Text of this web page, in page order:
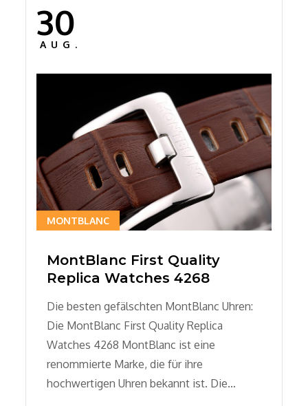
Posted
on
30
AUG.
MONTBLANC
MontBlanc First Quality
Replica Watches 4268
Die besten gefälschten MontBlanc Uhren:
Die MontBlanc First Quality Replica
Watches 4268 MontBlanc ist eine
renommierte Marke, die für ihre
hochwertigen Uhren bekannt ist. Die…